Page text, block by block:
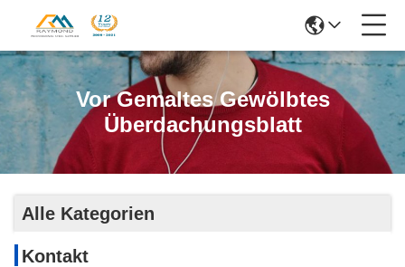
Vor Gemaltes Gewölbtes
Überdachungsblatt
Alle Kategorien
Kontakt